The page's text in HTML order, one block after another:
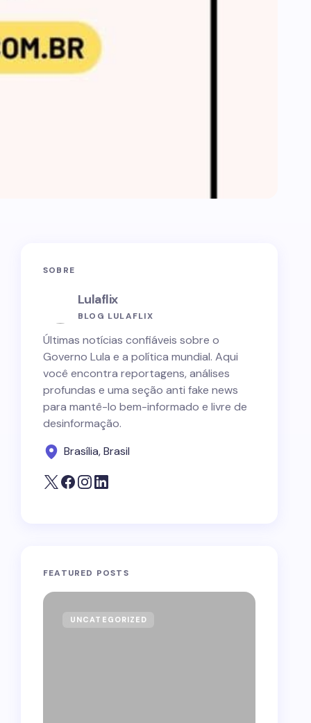
SOBRE
Lulaflix
BLOG LULAFLIX
Últimas notícias confiáveis sobre o
Governo Lula e a política mundial. Aqui
você encontra reportagens, análises
profundas e uma seção anti fake news
para mantê-lo bem-informado e livre de
desinformação.
Brasília, Brasil
FEATURED POSTS
UNCATEGORIZED